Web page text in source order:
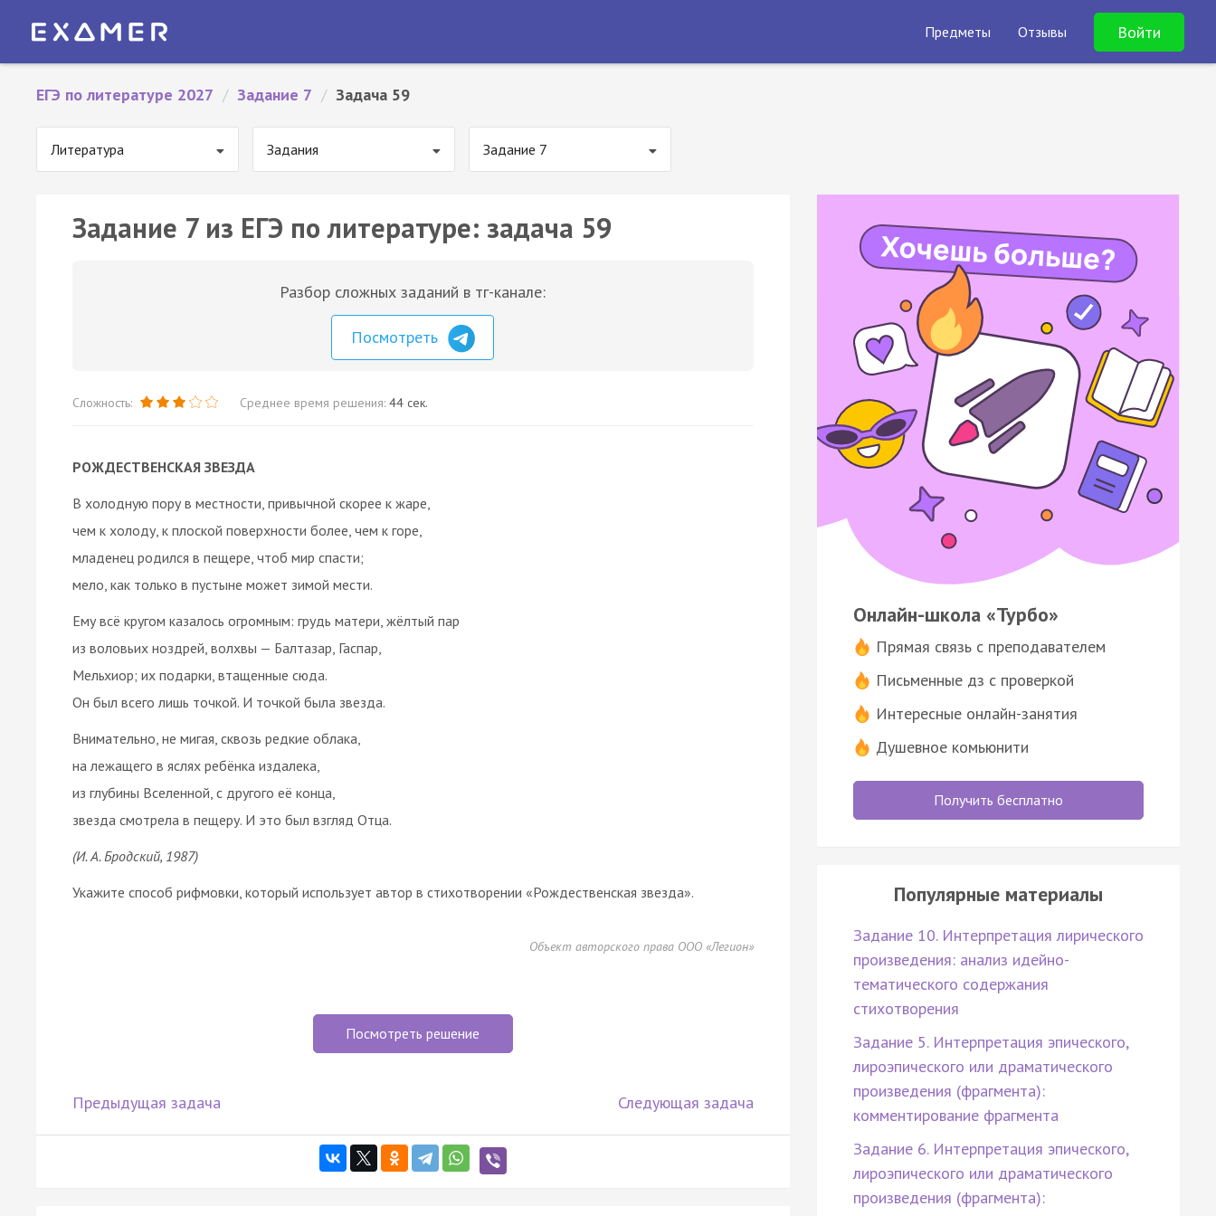
Предметы Отзывы Войти
ЕГЭ по литературе 2027 / Задание 7 / Задача 59
Литература Задания Задание 7
Задание 7 из ЕГЭ по литературе: задача 59
Разбор сложных заданий в тг-канале:
Посмотреть
Сложность: Среднее время решения: 44 сек.
РОЖДЕСТВЕНСКАЯ ЗВЕЗДА
В холодную пору в местности, привычной скорее к жаре,
чем к холоду, к плоской поверхности более, чем к горе,
младенец родился в пещере, чтоб мир спасти;
мело, как только в пустыне может зимой мести.
Ему всё кругом казалось огромным: грудь матери, жёлтый пар
из воловьих ноздрей, волхвы — Балтазар, Гаспар,
Мельхиор; их подарки, втащенные сюда.
Он был всего лишь точкой. И точкой была звезда.
Внимательно, не мигая, сквозь редкие облака,
на лежащего в яслях ребёнка издалека,
из глубины Вселенной, с другого её конца,
звезда смотрела в пещеру. И это был взгляд Отца.
(И. А. Бродский, 1987)
Укажите способ рифмовки, который использует автор в стихотворении «Рождественская звезда».
Объект авторского права ООО «Легион»
Посмотреть решение
Предыдущая задача Следующая задача
Онлайн-школа «Турбо»
Прямая связь с преподавателем
Письменные дз с проверкой
Интересные онлайн-занятия
Душевное комьюнити
Получить бесплатно
Популярные материалы
Задание 10. Интерпретация лирического
произведения: анализ идейно-
тематического содержания
стихотворения
Задание 5. Интерпретация эпического,
лироэпического или драматического
произведения (фрагмента):
комментирование фрагмента
Задание 6. Интерпретация эпического,
лироэпического или драматического
произведения (фрагмента):